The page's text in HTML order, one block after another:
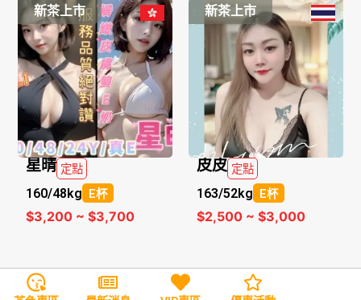
新茶上市
星晴 定點
160/48kg E杯
$3,200 ~ $3,700
新茶上市
皮皮 定點
163/52kg E杯
$2,500 ~ $3,000